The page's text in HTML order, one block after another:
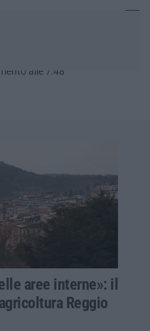
alle 7:48
aree interne»: il
Reggio